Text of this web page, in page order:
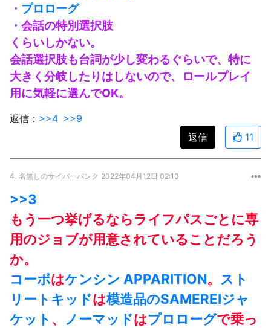
・ プロローグ
・会話の特別選択肢
くらいしかない。
会話選択肢も台詞が少し変わるぐらいで、特に
大きく分岐したりはしないので、ロールプレイ
用に気軽に選んでOK。
返信： >>4 >>9
返信
11
4. 名無しのサイバーパンク 2022年04月12日 02:13
>>3
もう一つ挙げるならライフパスごとに専
用のジョブが用意されていることだろう
か。
コーポはケンシン APPARITION。 スト
リートキッドは模造品のSAMEREIジャ
ケット 、 ノーマッドはプロローグで乗っ